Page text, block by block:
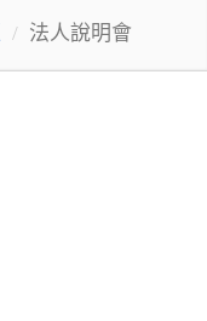
法人說明會